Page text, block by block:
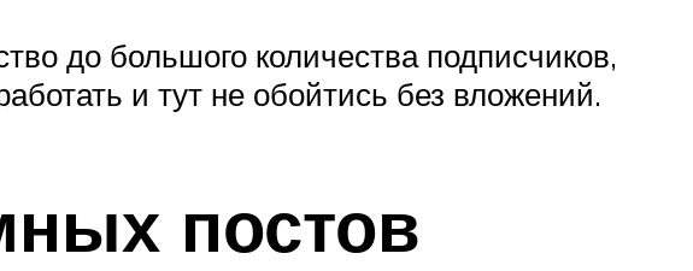
до большого количества подписчиков,
и тут не обойтись без вложений.
постов